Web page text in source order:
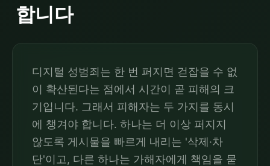
합니다
디지털 성범죄는 한 번 퍼지면 걷잡을 수 없
이 확산된다는 점에서 시간이 곧 피해의 크
기입니다. 그래서 피해자는 두 가지를 동시
에 챙겨야 합니다. 하나는 더 이상 퍼지지
않도록 게시물을 빠르게 내리는 '삭제·차
단'이고, 다른 하나는 가해자에게 책임을 묻